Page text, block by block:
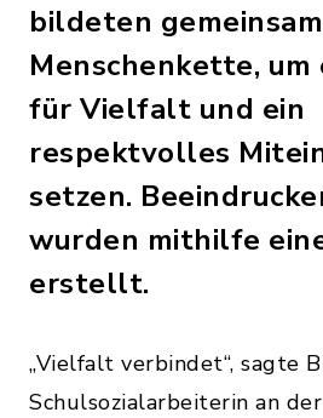
bildeten
Menschenkette, um
für Vielfalt und ein
respektvolles
setzen.
wurden mithilfe
erstellt.
„Vielfalt verbindet“, sagte
Schulsozialarbeiterin an